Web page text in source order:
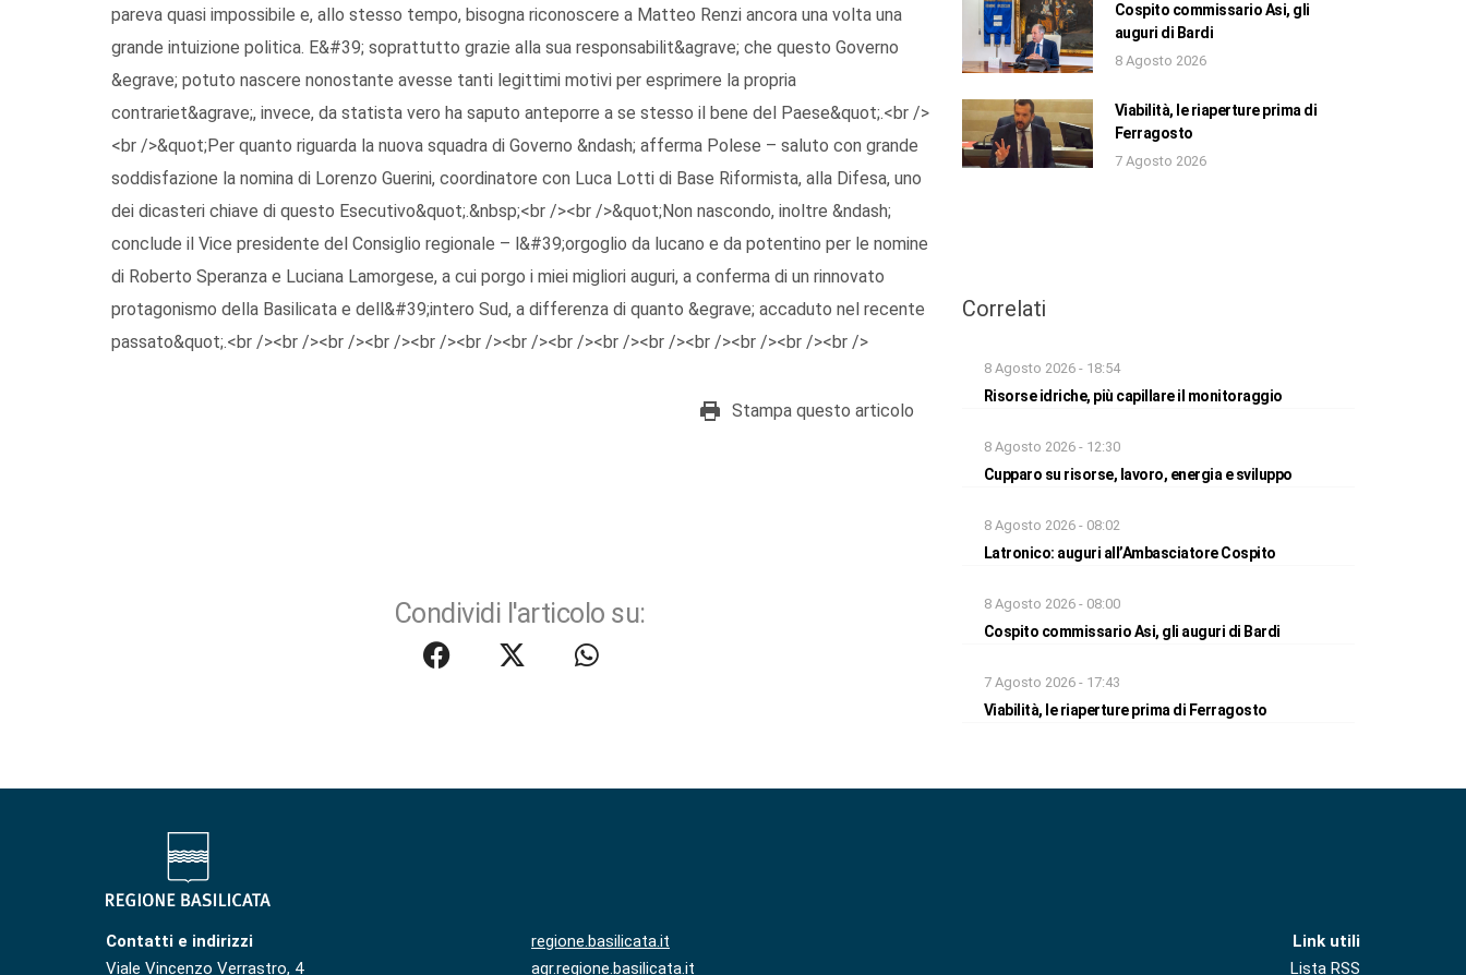
pareva quasi impossibile e, allo stesso tempo, bisogna riconoscere a Matteo Renzi ancora una volta una
grande intuizione politica. E&#39; soprattutto grazie alla sua responsabilit&agrave; che questo Governo
&egrave; potuto nascere nonostante avesse tanti legittimi motivi per esprimere la propria
contrariet&agrave;, invece, da statista vero ha saputo anteporre a se stesso il bene del Paese&quot;.<br />
<br />&quot;Per quanto riguarda la nuova squadra di Governo &ndash; afferma Polese – saluto con grande
soddisfazione la nomina di Lorenzo Guerini, coordinatore con Luca Lotti di Base Riformista, alla Difesa, uno
dei dicasteri chiave di questo Esecutivo&quot;.&nbsp;<br /><br />&quot;Non nascondo, inoltre &ndash;
conclude il Vice presidente del Consiglio regionale – l&#39;orgoglio da lucano e da potentino per le nomine
di Roberto Speranza e Luciana Lamorgese, a cui porgo i miei migliori auguri, a conferma di un rinnovato
protagonismo della Basilicata e dell&#39;intero Sud, a differenza di quanto &egrave; accaduto nel recente
passato&quot;.<br /><br /><br /><br /><br /><br /><br /><br /><br /><br /><br /><br /><br /><br />
Stampa questo articolo
Condividi l'articolo su:
Cospito commissario Asi, gli
auguri di Bardi
8 Agosto 2026
Viabilità, le riaperture prima di
Ferragosto
7 Agosto 2026
Correlati
8 Agosto 2026 - 18:54
Risorse idriche, più capillare il monitoraggio
8 Agosto 2026 - 12:30
Cupparo su risorse, lavoro, energia e sviluppo
8 Agosto 2026 - 08:02
Latronico: auguri all’Ambasciatore Cospito
8 Agosto 2026 - 08:00
Cospito commissario Asi, gli auguri di Bardi
7 Agosto 2026 - 17:43
Viabilità, le riaperture prima di Ferragosto
Contatti e indirizzi
Viale Vincenzo Verrastro, 4
regione.basilicata.it
agr.regione.basilicata.it
Link utili
Lista RSS